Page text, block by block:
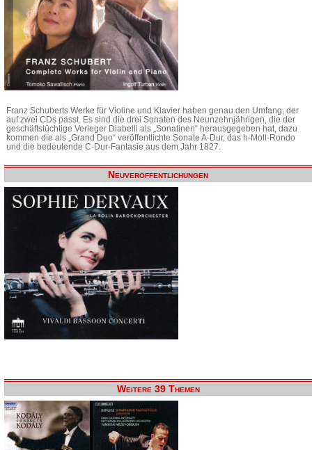
Franz Schuberts Werke für Violine und Klavier haben genau den Umfang, der
auf zwei CDs passt. Es sind die drei Sonaten des Neunzehnjährigen, die der
geschäftstüchtige Verleger Diabelli als „Sonatinen“ herausgegeben hat, dazu
kommen die als „Grand Duo“ veröffentlichte Sonate A-Dur, das h-Moll-Rondo
und die bedeutende C-Dur-Fantasie aus dem Jahr 1827.
Neuveröffentlichungen
Weitere 39 Themen